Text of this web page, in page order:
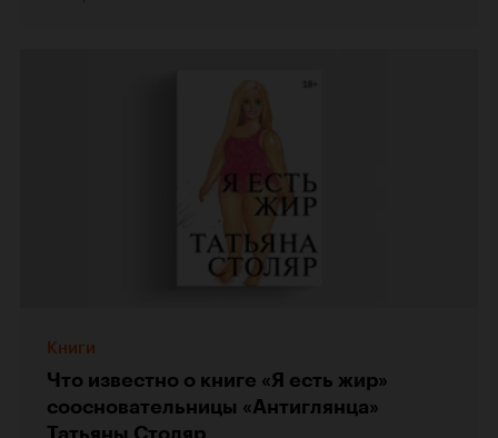
Книги
Что известно о книге «Я есть жир»
соосновательницы «Антиглянца»